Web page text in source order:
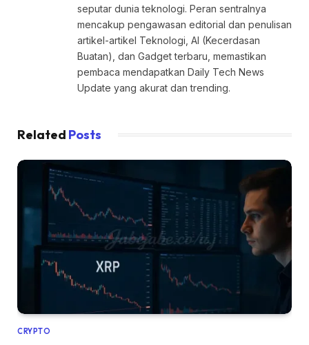
seputar dunia teknologi. Peran sentralnya
mencakup pengawasan editorial dan penulisan
artikel-artikel Teknologi, AI (Kecerdasan
Buatan), dan Gadget terbaru, memastikan
pembaca mendapatkan Daily Tech News
Update yang akurat dan trending.
Related Posts
CRYPTO